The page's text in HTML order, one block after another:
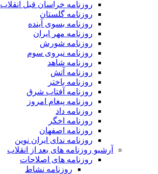
روزنامه خراسان قبل انقلاب
روزنامه گلستان
روزنامه بسوی آینده
روزنامه مهر ایران
روزنامه شورش
روزنامه نیروی سوم
روزنامه شاهد
روزنامه آتش
روزنامه باختر
روزنامه آفتاب شرق
روزنامه پیغام امروز
روزنامه داد
روزنامه اخگر
روزنامه اصفهان
روزنامه ندای ایران نوین
آرشیو روزنامه های بعد از انقلاب
روزنامه های اصلاحات
روزنامه نشاط